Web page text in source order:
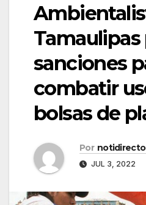
sanciones
combatir
bolsas de
Por
JUL 3, 2022